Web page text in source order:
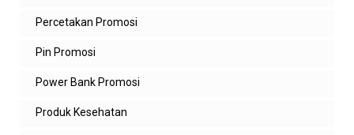
Percetakan Promosi
Pin Promosi
Power Bank Promosi
Produk Kesehatan